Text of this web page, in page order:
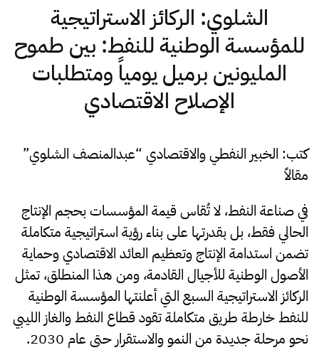
الشلوي: الركائز الاستراتيجية
للمؤسسة الوطنية للنفط: بين طموح
المليونين برميل يومياً ومتطلبات
الإصلاح الاقتصادي
كتب: الخبير النفطي والاقتصادي “عبدالمنصف الشلوي”
مقالاً
في صناعة النفط، لا تُقاس قيمة المؤسسات بحجم الإنتاج
الحالي فقط، بل بقدرتها على بناء رؤية استراتيجية متكاملة
تضمن استدامة الإنتاج وتعظيم العائد الاقتصادي وحماية
الأصول الوطنية للأجيال القادمة، ومن هذا المنطلق، تمثل
الركائز الاستراتيجية السبع التي أعلنتها المؤسسة الوطنية
للنفط خارطة طريق متكاملة تقود قطاع النفط والغاز الليبي
نحو مرحلة جديدة من النمو والاستقرار حتى عام 2030.